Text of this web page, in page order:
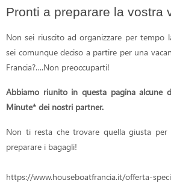
Pronti a preparare la vostra
Non sei riuscito ad organizzare per tempo
sei comunque deciso a partire per una
Francia?….Non preoccuparti!
Abbiamo riunito in questa pagina alcune
Minute* dei nostri partner.
Non ti resta che trovare quella giusta
preparare i bagagli!
https://www.houseboatfrancia.it/offerta-